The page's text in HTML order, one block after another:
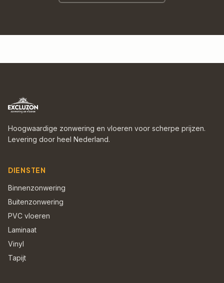
Hoogwaardige zonwering en vloeren voor scherpe prijzen.
Levering door heel Nederland.
DIENSTEN
Binnenzonwering
Buitenzonwering
PVC vloeren
Laminaat
Vinyl
Tapijt